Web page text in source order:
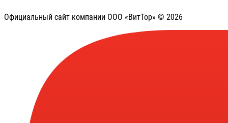
Официальный сайт компании ООО «ВитТор» © 2026